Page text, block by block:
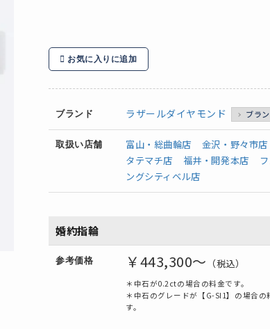
お気に入りに追加
ブランド ラザールダイヤモンド ブラ
取扱い店舗 富山・総曲輪店 金沢・野々市店
タテマチ店
福井・開発本店
ングシティベル店
婚約指輪
参考価格 ￥443,300～ （税込）
＊中石が0.2ctの場合の料金です。
＊中石のグレードが【G-SI1】の場合
す。